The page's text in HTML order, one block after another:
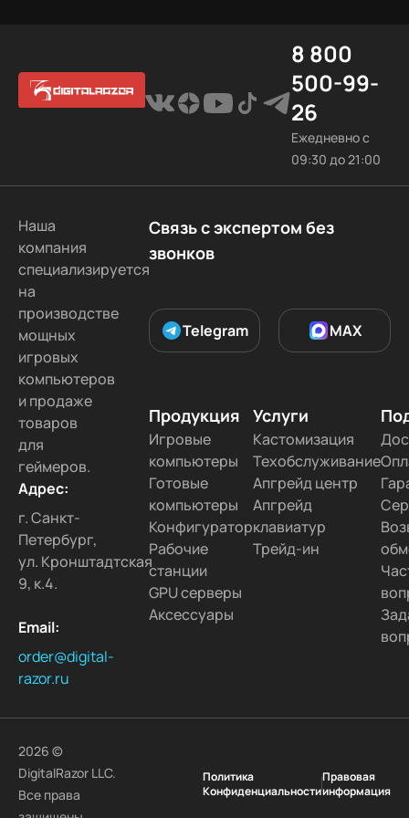
8 800
500-99-
26
Ежедневно с
09:30 до 21:00
Наша
компания
специализируется
на
производстве
мощных
игровых
компьютеров
и продаже
товаров
для
геймеров.
Адрес:
г. Санкт-
Петербург,
ул. Кронштадтская
9, к.4.
Email:
order@digital-
razor.ru
Связь с экспертом без
звонков
Telegram MAX
Продукция
Игровые
компьютеры
Готовые
компьютеры
Конфигуратор
Рабочие
станции
GPU серверы
Аксессуары
Услуги
Кастомизация
Техобслуживание
Апгрейд центр
Апгрейд
клавиатур
Трейд-ин
2026 ©
DigitalRazor LLC.
Все права
Политика
Конфиденциальности
Правовая
информация